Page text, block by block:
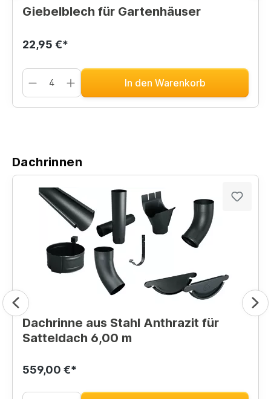
Giebelblech für Gartenhäuser
22,95 €*
In den Warenkorb
Dachrinnen
Dachrinne aus Stahl Anthrazit für
Satteldach 6,00 m
559,00 €*